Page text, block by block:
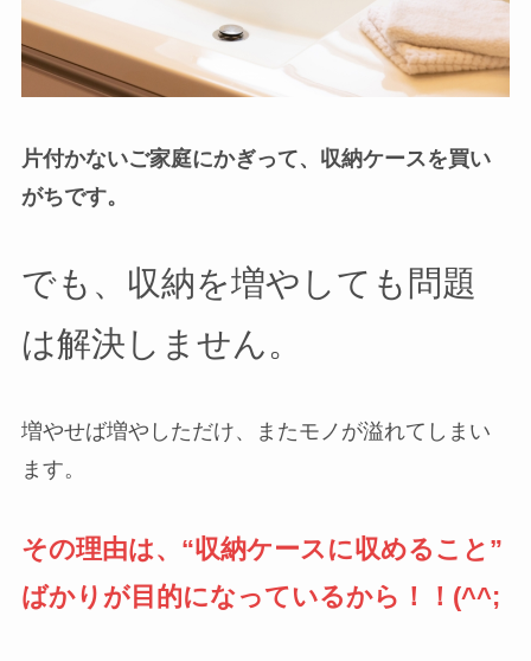
片付かないご家庭にかぎって、収納ケースを買い
がちです。
でも、収納を増やしても問題
は解決しません。
増やせば増やしただけ、またモノが溢れてしまい
ます。
その理由は、“収納ケースに収めること”
ばかりが目的になっているから！！(^^;